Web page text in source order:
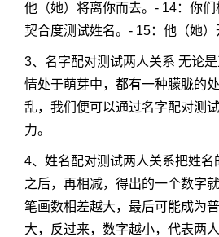
他（她）将离你而去。- 14：你
契合度测试姓名。- 15：他（她）
3、名字配对测试两人关系 无论
情处于萌芽中，都有一种朦胧的
乱，我们便可以通过名字配对测
力。
4、姓名配对测试两人关系把姓名
之后，再相减，得出的一个数字
笔画数相差越大，最后可能成为
大，反过来，数字越小，代表两